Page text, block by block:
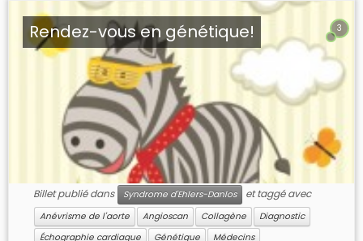
3
Rendez-vous en génétique!
Billet publié dans Syndrome d'Ehlers-Danlos et taggé avec
Anévrisme de l'aorte Angioscan Collagène
Diagnostic
Échographie cardiaque
Génétique Médecins